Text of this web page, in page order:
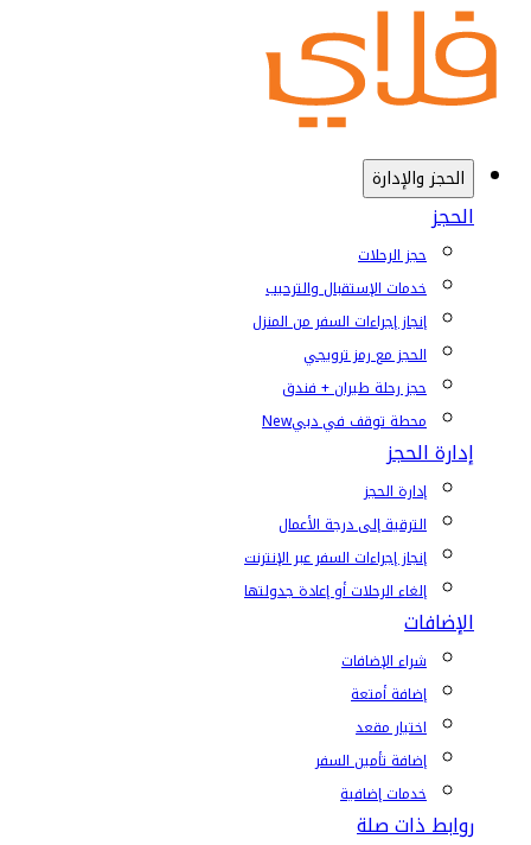
الحجز والإدارة
الحجز
حجز الرحلات
خدمات الإستقبال والترحيب
إنجاز إجراءات السفر من المنزل
الحجز مع رمز ترويجي
حجز رحلة طيران + فندق
محطة توقف في دبيNew
إدارة الحجز
إدارة الحجز
الترقية إلى درجة الأعمال
إنجاز إجراءات السفر عبر الإنترنت
إلغاء الرحلات أو إعادة جدولتها
الإضافات
شراء الإضافات
إضافة أمتعة
اختيار مقعد
إضافة تأمين السفر
خدمات إضافية
روابط ذات صلة